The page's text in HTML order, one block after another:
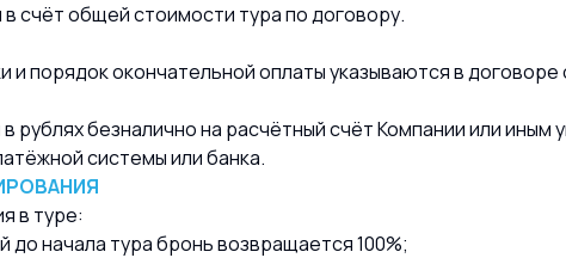
счёт общей стоимости тура по договору.
и порядок окончательной оплаты указываются в договоре
рублях безналично на расчётный счёт Компании или
системы или банка.
в туре:
до начала тура бронь возвращается 100%;